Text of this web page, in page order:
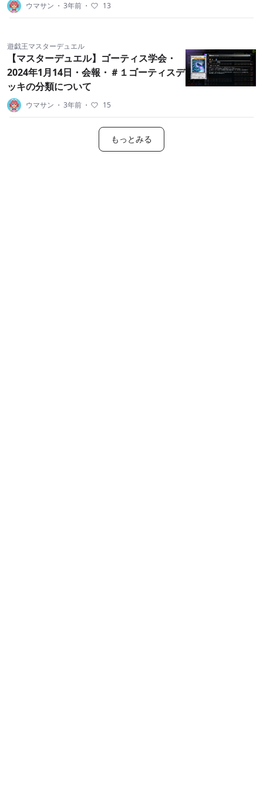
ウマサン ・ 3年前 ・ 13
遊戯王マスターデュエル
【マスターデュエル】ゴーティス学会・
2024年1月14日・会報・＃１ゴーティスデ
ッキの分類について
ウマサン ・ 3年前 ・ 15
もっとみる